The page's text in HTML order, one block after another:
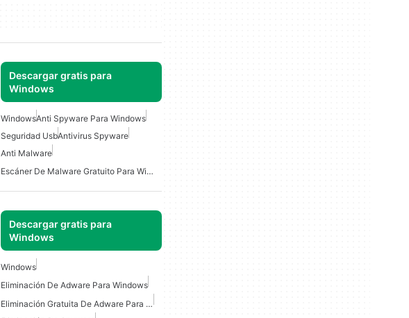
Descargar gratis para
Windows
WindowsAnti Spyware Para Windows
Seguridad UsbAntivirus Spyware
Anti Malware
Escáner De Malware Gratuito Para Windows
Descargar gratis para
Windows
Windows
Eliminación De Adware Para Windows
Eliminación Gratuita De Adware Para Windows